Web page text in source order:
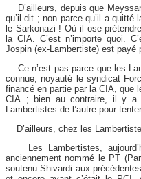
D’ailleurs, depuis que
qu’il dit ; non parce qu’il a
le Sarkonazi ! Où il ose
la CIA. C’est n’importe quoi.
Jospin (ex-Lambertiste) est payé
Ce n’est pas parce que les
connue, noyauté le syndicat
financé en partie par la CIA, que
CIA ; bien au contraire, il y a
Lambertistes de l’autre pour
D’ailleurs, chez les
Les Lambertistes,
anciennement nommé le PT
soutenu Shivardi aux